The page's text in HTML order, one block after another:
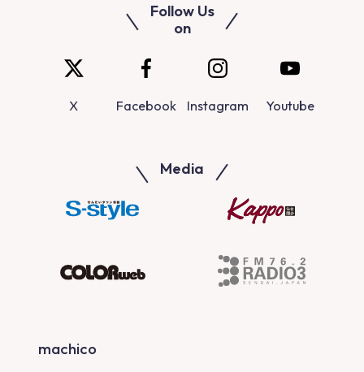
Follow Us
on
X Facebook Instagram Youtube
Media
machico